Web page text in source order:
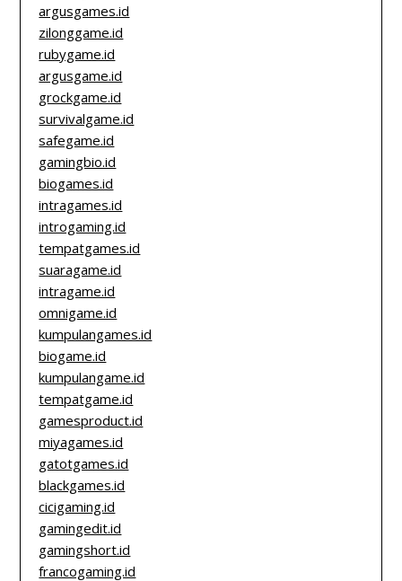
argusgames.id
zilonggame.id
rubygame.id
argusgame.id
grockgame.id
survivalgame.id
safegame.id
gamingbio.id
biogames.id
intragames.id
introgaming.id
tempatgames.id
suaragame.id
intragame.id
omnigame.id
kumpulangames.id
biogame.id
kumpulangame.id
tempatgame.id
gamesproduct.id
miyagames.id
gatotgames.id
blackgames.id
cicigaming.id
gamingedit.id
gamingshort.id
francogaming.id